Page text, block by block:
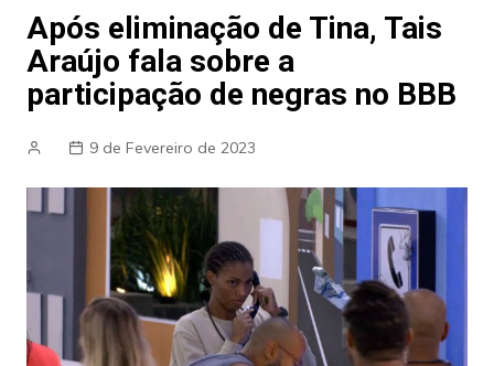
Após eliminação de Tina, Tais
Araújo fala sobre a
participação de negras no BBB
9 de Fevereiro de 2023